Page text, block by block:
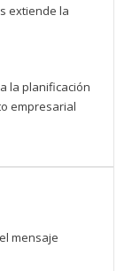
extiende la
la planificación
empresarial
mensaje